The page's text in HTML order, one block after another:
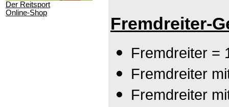
Der Reitsport
Online-Shop
Fremdreiter-
Fremdreiter =
Fremdreiter
Fremdreiter